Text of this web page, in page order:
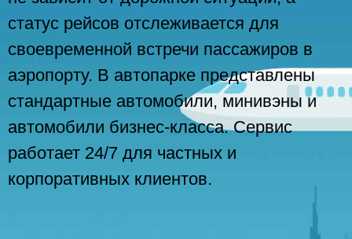
статус рейсов отслеживается для
своевременной встречи пассажиров в
аэропорту. В автопарке представлены
стандартные автомобили, минивэны и
автомобили бизнес-класса. Сервис
работает 24/7 для частных и
корпоративных клиентов.